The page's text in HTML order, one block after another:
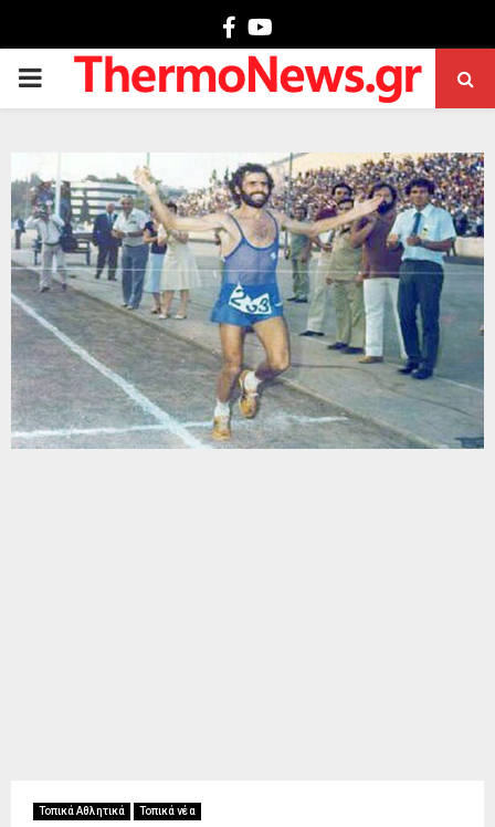
Facebook
PRIMARY
Τοπικά Αθλητικά Τοπικά νέα